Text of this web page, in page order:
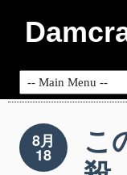
8月
18
こ